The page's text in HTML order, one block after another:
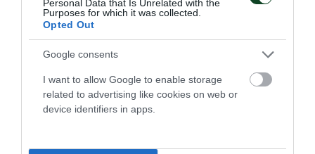
Personal Data that Is Unrelated with the
Purposes for which it was collected.
Opted Out
Google consents
I want to allow Google to enable storage
related to advertising like cookies on web or
device identifiers in apps.